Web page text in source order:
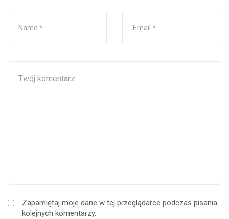
Zapamiętaj moje dane w tej przeglądarce podczas pisania
kolejnych komentarzy.